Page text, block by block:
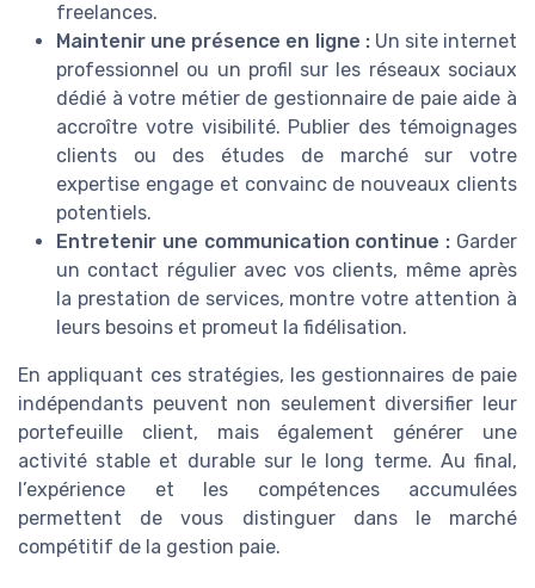
freelances.
Maintenir une présence en ligne :Un site internet
professionnel ou un profil sur les réseaux sociaux
dédié à votre métier de gestionnaire de paie aide à
accroître votre visibilité. Publier des témoignages
clients ou des études de marché sur votre
expertise engage et convainc de nouveaux clients
potentiels.
Entretenir une communication continue : Garder
un contact régulier avec vos clients, même après
la prestation de services, montre votre attention à
leurs besoins et promeut la fidélisation.
En appliquant ces stratégies, les gestionnaires de paie
indépendants peuvent non seulement diversifier leur
portefeuille client, mais également générer une
activité stable et durable sur le long terme. Au final,
l’expérience et les compétences accumulées
permettent de vous distinguer dans le marché
compétitif de la gestion paie.